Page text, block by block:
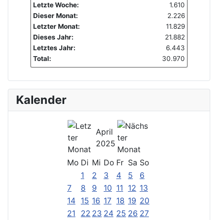
Letzte Woche:
1.610
Dieser Monat:
2.226
Letzter Monat:
11.829
Dieses Jahr:
21.882
Letztes Jahr:
6.443
Total:
30.970
Kalender
April
2025
Mo Di Mi Do Fr Sa So
1
2 3 4 5
6
7
8 9 10 11 12 13
14 15 16 17 18 19 20
21
22 23 24 25 26 27